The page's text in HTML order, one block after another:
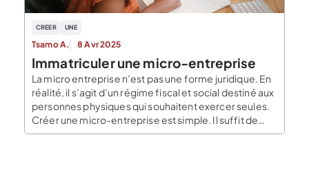
CREER UNE
Tsamo A. 8 Avr 2025
Immatriculer une micro-entreprise
La micro entreprise n’est pas une forme juridique. En
réalité, il s’agit d’un régime fiscal et social destiné aux
personnes physiques qui souhaitent exercer seules.
Créer une micro-entreprise est simple. Il suffit de
suivre les formalités d’immatriculation de la forme